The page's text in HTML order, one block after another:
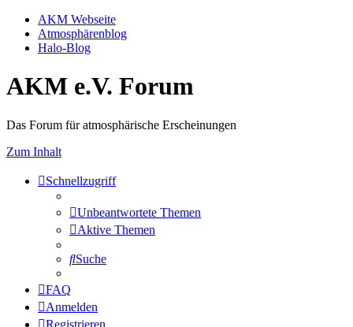
AKM Webseite
Atmosphärenblog
Halo-Blog
AKM e.V. Forum
Das Forum für atmosphärische Erscheinungen
Zum Inhalt
Schnellzugriff
Unbeantwortete Themen
Aktive Themen
Suche
FAQ
Anmelden
Registrieren